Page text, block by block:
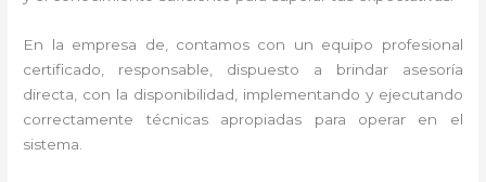
En la empresa de , contamos con un equipo profesional
certificado, responsable, dispuesto a brindar asesoría
directa, con la disponibilidad, implementando y ejecutando
correctamente técnicas apropiadas para operar en el
sistema.